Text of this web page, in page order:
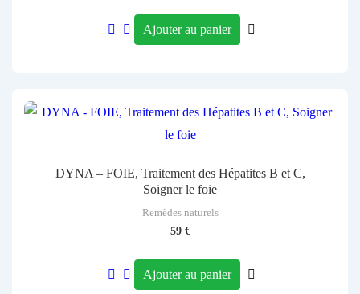
Note
sur 5
Ajouter au panier
DYNA – FOIE, Traitement des Hépatites B et C,
Soigner le foie
Remèdes naturels
59 €
Ajouter au panier